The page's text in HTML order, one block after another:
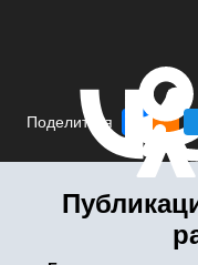
Поделиться